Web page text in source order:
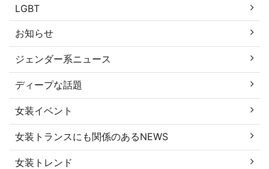
LGBT
お知らせ
ジェンダー系ニュース
ディープな話題
女装イベント
女装トランスにも関係のあるNEWS
女装トレンド